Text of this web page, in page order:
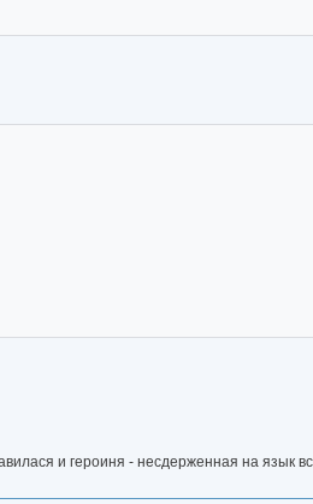
и героиня - несдерженная на язык